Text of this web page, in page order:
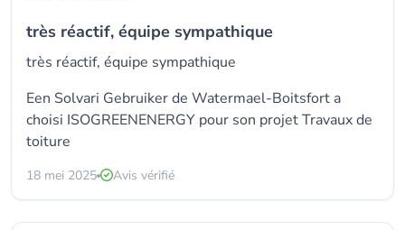
très réactif, équipe sympathique
très réactif, équipe sympathique
Een Solvari Gebruiker de Watermael-Boitsfort a
choisi ISOGREENENERGY pour son projet Travaux de
toiture
18 mei 2025 Avis vérifié